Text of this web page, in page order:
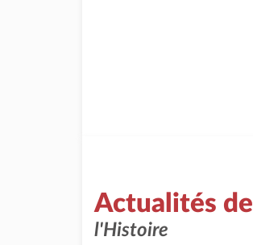
Actualités de
l'Histoire